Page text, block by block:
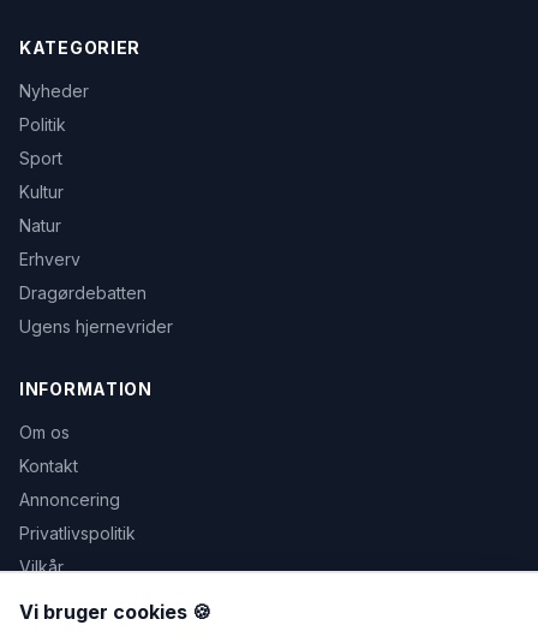
KATEGORIER
Nyheder
Politik
Sport
Kultur
Natur
Erhverv
Dragørdebatten
Ugens hjernevrider
INFORMATION
Om os
Kontakt
Annoncering
Privatlivspolitik
Vilkår
Avis udeblevet
Vi bruger cookies 🍪